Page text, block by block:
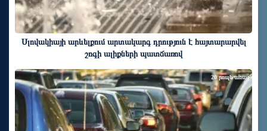
Սլովակիայի արևելքում արտակարգ դրություն է հայտարարվել
շոգի ալիքների պատճառով
20 րոպե առաջ